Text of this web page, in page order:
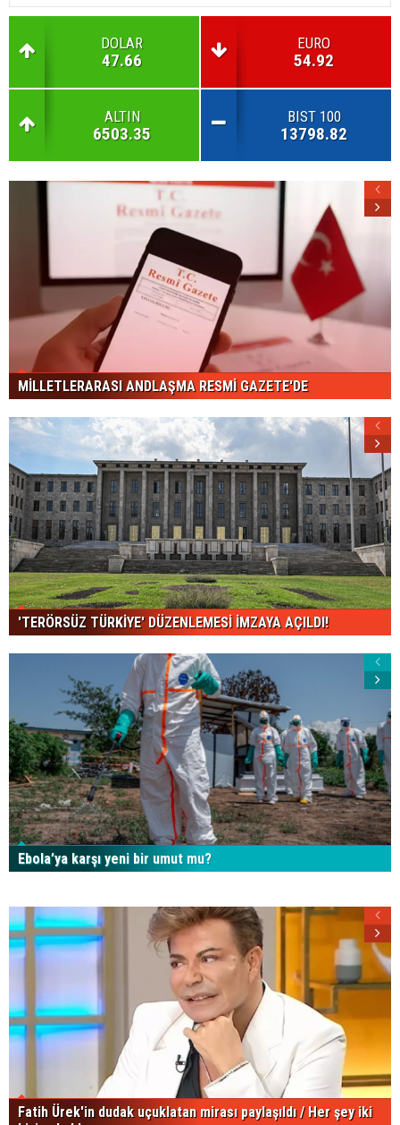
DOLAR
47.66
EURO
54.92
ALTIN
6503.35
BIST 100
13798.82
MİLLETLERARASI ANDLAŞMA RESMİ GAZETE'DE
'TERÖRSÜZ TÜRKİYE' DÜZENLEMESİ İMZAYA AÇILDI!
Ebola’ya karşı yeni bir umut mu?
Fatih Ürek'in dudak uçuklatan mirası paylaşıldı / Her şey iki